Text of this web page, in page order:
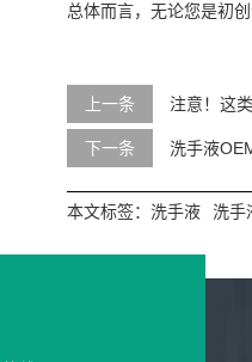
总体而言，无论您是初
上一条 注意！这
下一条 洗手液
本文标签： 洗手液 洗手